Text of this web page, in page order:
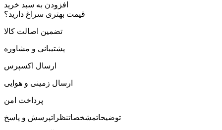
افزودن به سبد خرید
قیمت بهتری سراغ دارید؟
تضمین اصالت کالا
پشتیبانی و مشاوره
ارسال اکسپرس
ارسال زمینی و هوایی
پرداخت امن
توضیحاتمشخصاتنظراتپرسش و پاسخ